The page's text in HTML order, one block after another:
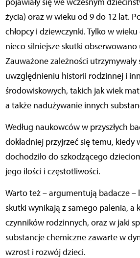
życia) oraz w wieku od 9 do 12 lat.
chłopcy i dziewczynki. Tylko w
nieco silniejsze skutki obserwowano
Zauważone zależności utrzymywały
uwzględnieniu historii rodzinnej i
środowiskowych, takich jak wiek
a także nadużywanie innych
Według naukowców w przyszłych
dokładniej przyjrzeć się temu, kiedy
dochodziło do szkodzącego
jego ilości i częstotliwości.
Warto też – argumentują badacze –
skutki wynikają z samego palenia, a
czynników rodzinnych, oraz w jaki
substancje chemiczne zawarte w
wzrost i rozwój dzieci.